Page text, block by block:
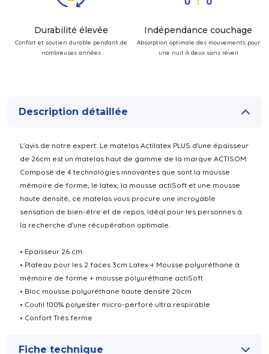
Durabilité élevée
Confort et soutien durable pendant de
nombreuses années
Indépendance couchage
Absorption optimale des mouvements pour
une nuit à deux sans réveil
Description détaillée
L'avis de notre expert: Le matelas Actilatex PLUS d'une épaisseur
de 26cm est un matelas haut de gamme de la marque ACTISOM.
Composé de 4 technologies innovantes que sont la mousse
mémoire de forme, le latex, la mousse actiSoft et une mousse
haute densité, ce matelas vous procure une incroyable
sensation de bien-être et de repos. Idéal pour les personnes à
la recherche d'une récupération optimale.
• Epaisseur 26 cm
• Plateau pour les 2 faces 3cm Latex + Mousse polyuréthane à
mémoire de forme + mousse polyuréthane actiSoft
• Bloc mousse polyuréthane haute densité 20cm
• Coutil 100% polyester micro-perforé ultra respirable
• Confort Très ferme
Fiche technique